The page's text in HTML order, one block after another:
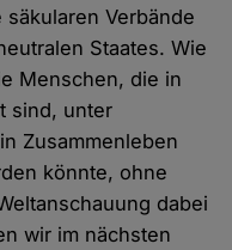
Verbände
Staates. Wie
Menschen, die in
sind, unter
Zusammenleben
könnte, ohne
dabei
wir im nächsten